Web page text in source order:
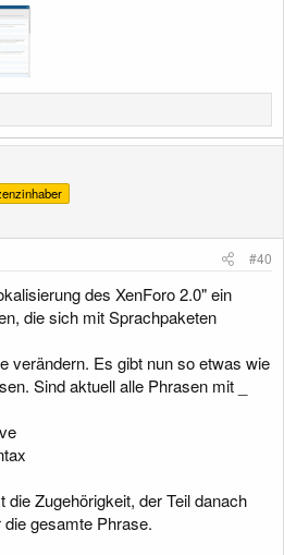
#40
des XenForo 2.0" ein
die sich mit Sprachpaketen
verändern. Es gibt nun so etwas wie
Sind aktuell alle Phrasen mit _
Zugehörigkeit, der Teil danach
gesamte Phrase.